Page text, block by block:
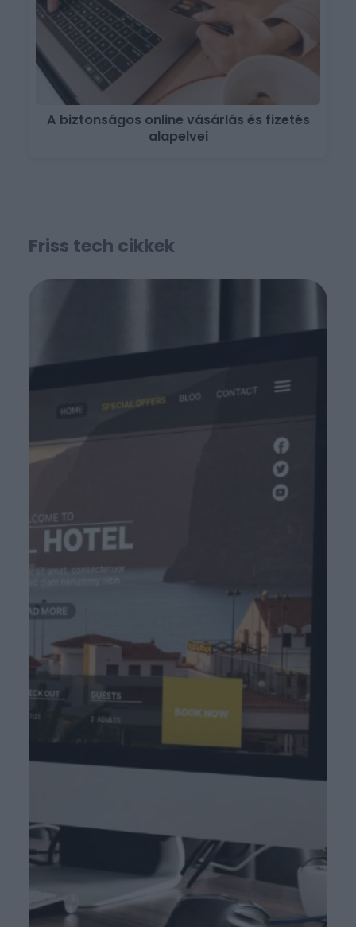
A biztonságos online vásárlás és fizetés
alapelvei
Friss tech cikkek